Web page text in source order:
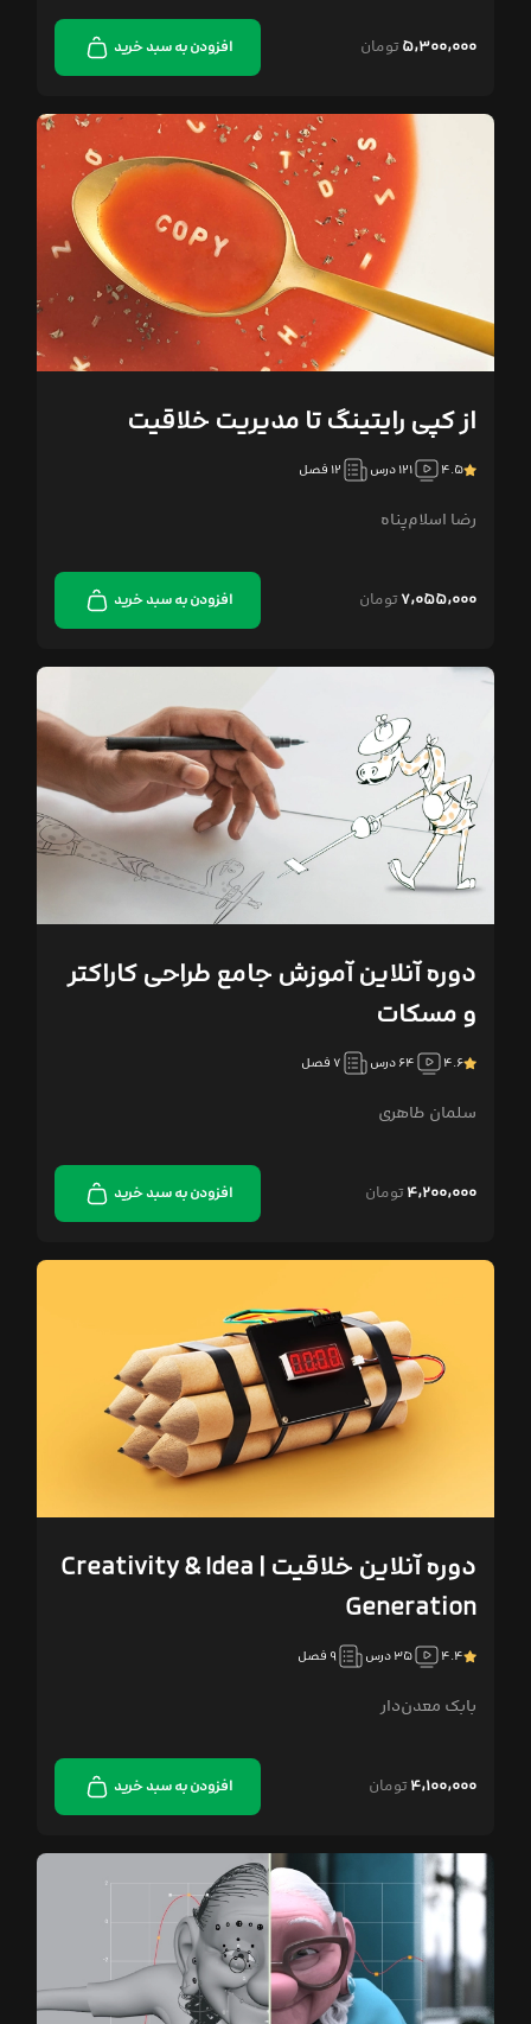
۵,۳۰۰,۰۰۰ تومان افزودن به سبد خرید
از کپی رایتینگ تا مدیریت خلاقیت
۴.۵ ۱۲۱ درس ۱۲ فصل
رضا اسلام‌پناه
۷,۰۵۵,۰۰۰ تومان افزودن به سبد خرید
دوره آنلاین آموزش جامع طراحی کاراکتر
و مسکات
۴.۶ ۶۴ درس ۷ فصل
سلمان طاهری
۴,۲۰۰,۰۰۰ تومان افزودن به سبد خرید
دوره آنلاین خلاقیت | Creativity & Idea
Generation
۴.۴ ۳۵ درس ۹ فصل
بابک معدن‌دار
۴,۱۰۰,۰۰۰ تومان افزودن به سبد خرید